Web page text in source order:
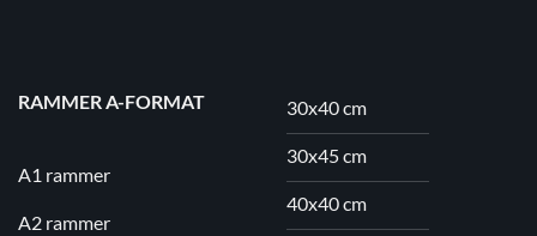
RAMMER A-FORMAT
A1 rammer
A2 rammer
30x40 cm
30x45 cm
40x40 cm